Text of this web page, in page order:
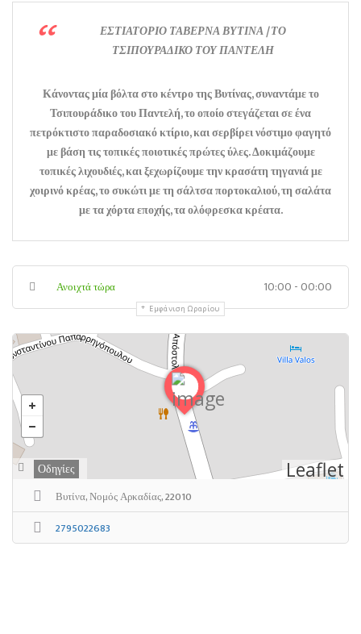
ΕΣΤΙΑΤΟΡΙΟ ΤΑΒΕΡΝΑ ΒΥΤΙΝΑ | ΤΟ
ΤΣΙΠΟΥΡΑΔΙΚΟ ΤΟΥ ΠΑΝΤΕΛΗ
Κάνοντας μία βόλτα στο κέντρο της Βυτίνας, συναντάμε το
Τσιπουράδικο του Παντελή, το οποίο στεγάζεται σε ένα
πετρόκτιστο παραδοσιακό κτίριο, και σερβίρει νόστιμο φαγητό
με βάση τις τοπικές ποιοτικές πρώτες ύλες. Δοκιμάζουμε
τοπικές λιχουδιές, και ξεχωρίζουμε την κρασάτη τηγανιά με
χοιρινό κρέας, το συκώτι με τη σάλτσα πορτοκαλιού, τη σαλάτα
με τα χόρτα εποχής, τα ολόφρεσκα κρέατα.
Ανοιχτά τώρα 10:00 - 00:00
Εμφάνιση Ωραρίου
Leaflet
Οδηγίες
Βυτίνα, Νομός Αρκαδίας, 22010
2795022683